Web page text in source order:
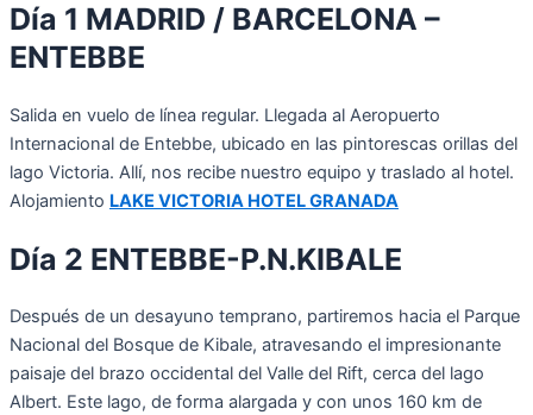
Día 1 MADRID / BARCELONA –
ENTEBBE
Salida en vuelo de línea regular. Llegada al Aeropuerto
Internacional de Entebbe, ubicado en las pintorescas orillas del
lago Victoria. Allí, nos recibe nuestro equipo y traslado al hotel.
Alojamiento LAKE VICTORIA HOTEL GRANADA
Día 2 ENTEBBE-P.N.KIBALE
Después de un desayuno temprano, partiremos hacia el Parque
Nacional del Bosque de Kibale, atravesando el impresionante
paisaje del brazo occidental del Valle del Rift, cerca del lago
Albert. Este lago, de forma alargada y con unos 160 km de